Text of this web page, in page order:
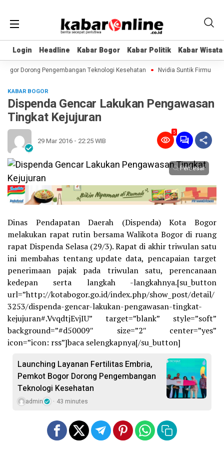
Login Headline Kabar Bogor Kabar Politik Kabar Wisata
Login Headline Kabar Bogor Kabar Politik Kabar Wisata
Dorong Pengembangan Teknologi Kesehatan Nvidia Suntik Firmus,
KABAR BOGOR
Dispenda Gencar Lakukan Pengawasan
Tingkat Kejujuran
29 Mar 2016 - 22:25 WIB
5
Perbesar
Dinas Pendapatan Daerah (Dispenda) Kota Bogor
melakukan rapat rutin bersama Walikota Bogor di ruang
rapat Dispenda Selasa (29/3). Rapat di akhir triwulan satu
ini membahas tentang update data, pencapaian target
penerimaan pajak pada triwulan satu, perencanaan
kedepan serta langkah -langkahnya.[su_button
url=”http://kotabogor.go.id/index.php/show_post/detail/
3253/dispenda-gencar-lakukan-pengawasan-tingkat-
kejujuran#.VvqdtjEvjIU” target=”blank” style=”soft”
background=”#d50009″ size=”2″ center=”yes”
icon=”icon: rss”]baca selengkapnya[/su_button]
Launching Layanan Fertilitas Embria,
Pemkot Bogor Dorong Pengembangan
Teknologi Kesehatan
admin 43 minutes